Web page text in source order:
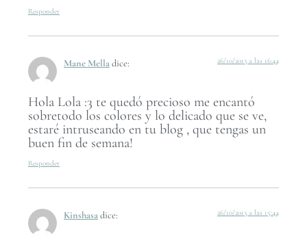
Responder
Mane Melladice: 26/10/2013 a las 16:44
Hola Lola :3 te quedó precioso me encantó
sobretodo los colores y lo delicado que se ve,
estaré intruseando en tu blog , que tengas un
buen fin de semana!
Responder
Kinshasadice: 26/10/2013 a las 15:44